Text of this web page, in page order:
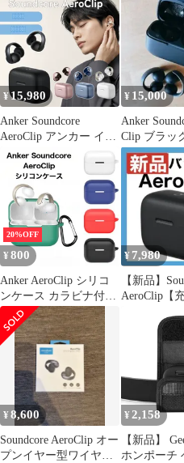
コア イヤホン 充電器
チャージングケース
A3388 ブラック 完動品
V2322
¥15,980
Anker Soundcore
AeroClip アンカー イヤ
ホン Bluetooth 5.4 ワイ
ヤレス イヤーカフ オー
プンイヤー ワイヤレス
イヤホン 可愛い おしゃ
れ 高音質 長時間再生
落ちない 外れにくい 軽
量 耳掛け 防水 通話 ノ
イズ低減
¥ 15,000
Anker
Clip ブラッ
20%OFF
¥ 800
Anker AeroClip シリコ
ンケース カラビナ付き
ケース
¥ 7,980
【新品】
AeroClip【
¥8,600
Soundcore AeroClip オー
プンイヤー型ワイヤレ
¥ 2,158
【新品】
ホンポーチ